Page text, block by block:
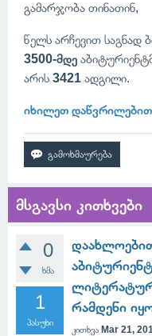
გამარჯობა თინათინ,
წელს არჩევით საგნად
3500-მდე
არის 3421 ადგილი.
იხილეთ დაწვრილებით
მსგავსი კითხვები
0
ხმა
1
პასუხი
რამდენი
კითხვა Mar 21,